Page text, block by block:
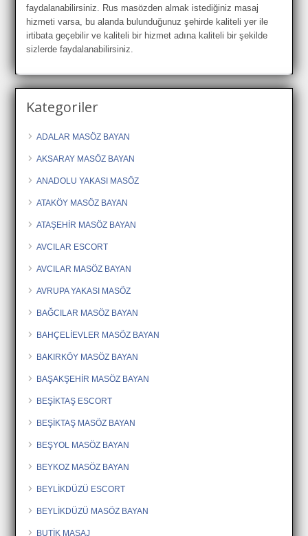
faydalanabilirsiniz. Rus masözden almak istediğiniz masaj
hizmeti varsa, bu alanda bulunduğunuz şehirde kaliteli yer ile
irtibata geçebilir ve kaliteli bir hizmet adına kaliteli bir şekilde
sizlerde faydalanabilirsiniz.
Kategoriler
ADALAR MASÖZ BAYAN
AKSARAY MASÖZ BAYAN
ANADOLU YAKASI MASÖZ
ATAKÖY MASÖZ BAYAN
ATAŞEHİR MASÖZ BAYAN
AVCILAR ESCORT
AVCILAR MASÖZ BAYAN
AVRUPA YAKASI MASÖZ
BAĞCILAR MASÖZ BAYAN
BAHÇELİEVLER MASÖZ BAYAN
BAKIRKÖY MASÖZ BAYAN
BAŞAKŞEHİR MASÖZ BAYAN
BEŞİKTAŞ ESCORT
BEŞİKTAŞ MASÖZ BAYAN
BEŞYOL MASÖZ BAYAN
BEYKOZ MASÖZ BAYAN
BEYLİKDÜZÜ ESCORT
BEYLİKDÜZÜ MASÖZ BAYAN
BUTİK MASAJ